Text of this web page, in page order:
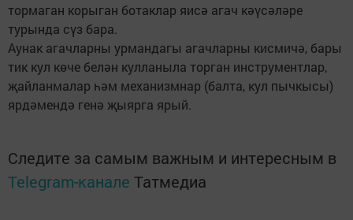
тормаган корыган ботаклар яисә агач кәүсәләре
турында сүз бара.
Аунак агачларны урмандагы агачларны кисмичә, бары
тик кул көче белән кулланыла торган инструментлар,
җайланмалар һәм механизмнар (балта, кул пычкысы)
ярдәмендә генә җыярга ярый.
Следите за самым важным и интересным в
Telegram-канале Татмедиа